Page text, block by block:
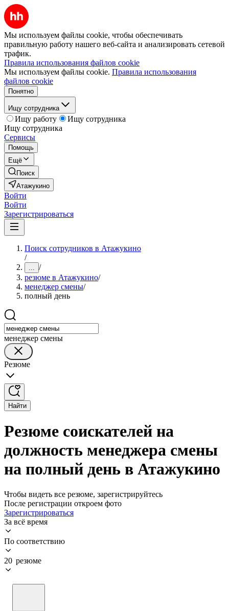
Мы используем файлы cookie, чтобы обеспечивать
правильную работу нашего веб-сайта и анализировать сетевой
трафик.
Правила использования файлов cookie
Мы используем файлы cookie. Правила использования
файлов cookie
Понятно
Ищу сотрудника
Ищу работу
Ищу сотрудника
Ищу сотрудника
Сервисы
Помощь
Ещё
Поиск
Атажукино
Войти
Войти
Зарегистрироваться
Поиск сотрудников в Атажукино
/
... /
резюме в Атажукино/
менеджер смены/
полный день
менеджер смены
Резюме
Найти
Резюме соискателей на
должность менеджера смены
на полный день в Атажукино
Чтобы видеть все резюме, зарегистрируйтесь
После регистрации откроем фото
Зарегистрироваться
За всё время
По соответствию
20 резюме